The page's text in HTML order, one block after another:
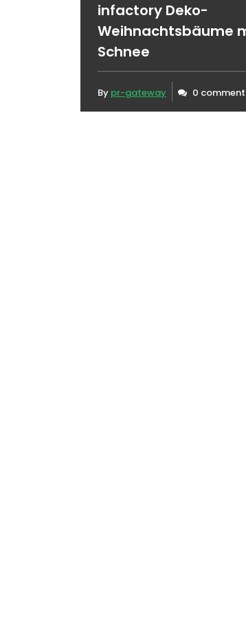
infactory Deko-
Weihnachtsbäume
Schnee
By pr-gateway 0